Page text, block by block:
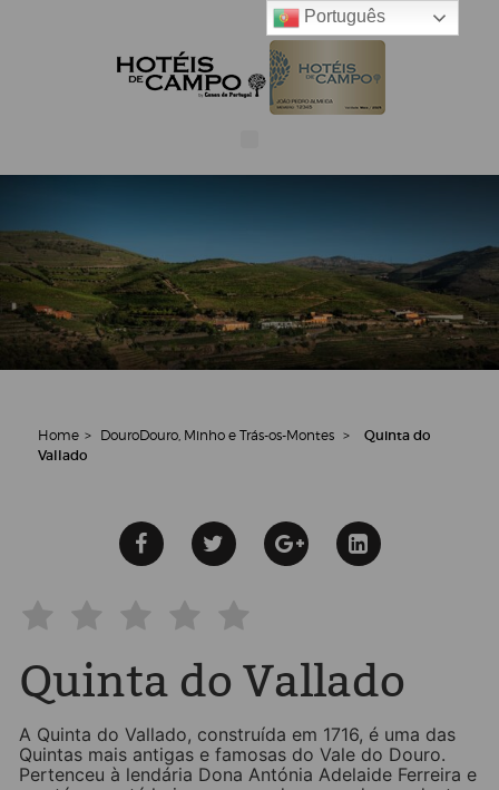
Home > DouroDouro, Minho e Trás-os-Montes >
Quinta do
Vallado
Quinta do Vallado
A Quinta do Vallado, construída em 1716, é uma das
Quintas mais antigas e famosas do Vale do Douro.
Pertenceu à lendária Dona Antónia Adelaide Ferreira e
Português